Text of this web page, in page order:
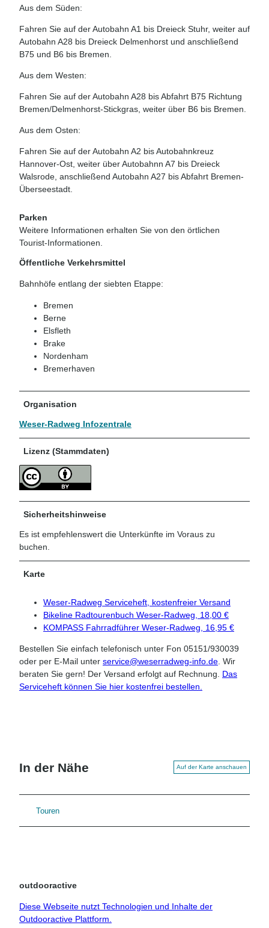
Aus dem Süden:
Fahren Sie auf der Autobahn A1 bis Dreieck Stuhr, weiter auf
Autobahn A28 bis Dreieck Delmenhorst und anschließend
B75 und B6 bis Bremen.
Aus dem Westen:
Fahren Sie auf der Autobahn A28 bis Abfahrt B75 Richtung
Bremen/Delmenhorst-Stickgras, weiter über B6 bis Bremen.
Aus dem Osten:
Fahren Sie auf der Autobahn A2 bis Autobahnkreuz
Hannover-Ost, weiter über Autobahnn A7 bis Dreieck
Walsrode, anschließend Autobahn A27 bis Abfahrt Bremen-
Überseestadt.
Parken
Weitere Informationen erhalten Sie von den örtlichen
Tourist-Informationen.
Öffentliche Verkehrsmittel
Bahnhöfe entlang der siebten Etappe:
Bremen
Berne
Elsfleth
Brake
Nordenham
Bremerhaven
Organisation
Weser-Radweg Infozentrale
Lizenz (Stammdaten)
Sicherheitshinweise
Es ist empfehlenswert die Unterkünfte im Voraus zu
buchen.
Karte
Weser-Radweg Serviceheft, kostenfreier Versand
Bikeline Radtourenbuch Weser-Radweg, 18,00 €
KOMPASS Fahrradführer Weser-Radweg, 16,95 €
Bestellen Sie einfach telefonisch unter Fon 05151/930039
oder per E-Mail unter service@weserradweg-info.de . Wir
beraten Sie gern! Der Versand erfolgt auf Rechnung. Das
Serviceheft können Sie hier kostenfrei bestellen.
In der Nähe Auf der Karte anschauen
Touren
outdooractive
Diese Webseite nutzt Technologien und Inhalte der
Outdooractive Plattform.